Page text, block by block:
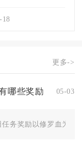
18
更多->
哪些奖励 05-03
务奖励以修罗血为核